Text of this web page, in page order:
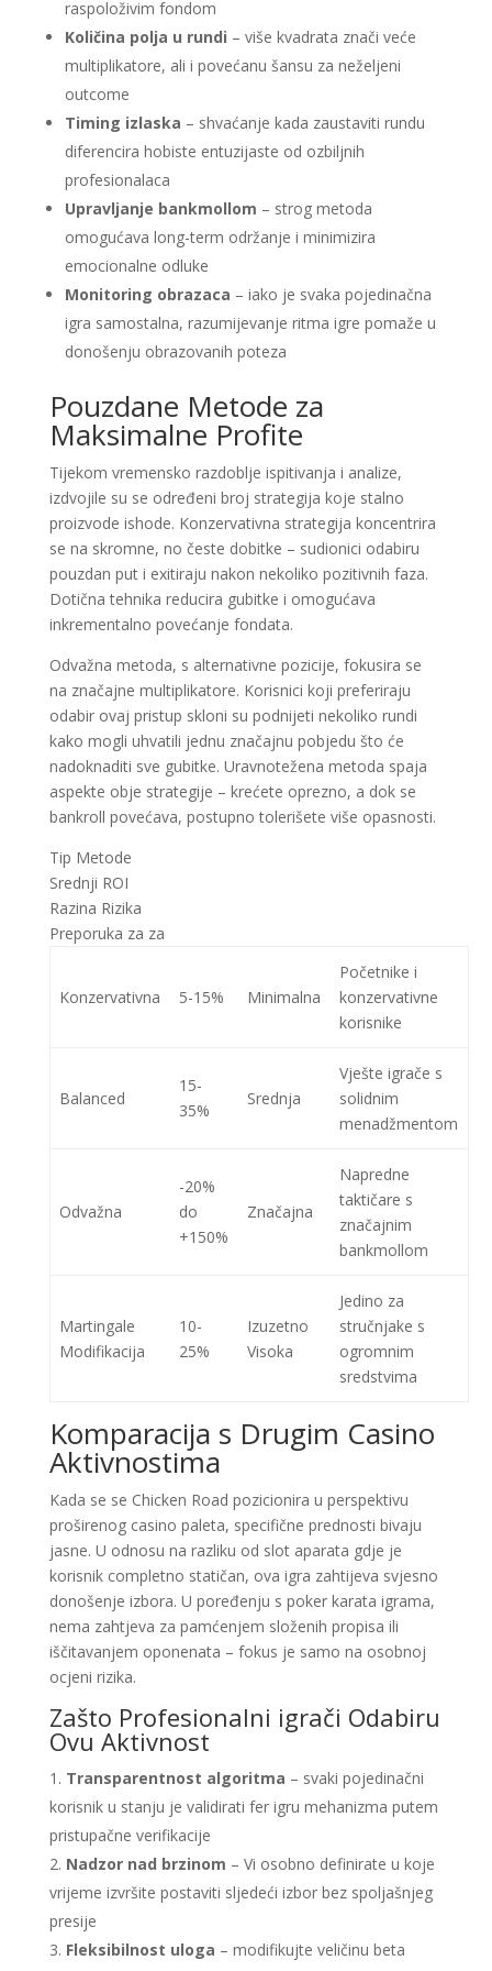
raspoloživim fondom
Količina polja u rundi – više kvadrata znači veće
multiplikatore, ali i povećanu šansu za neželjeni
outcome
Timing izlaska – shvaćanje kada zaustaviti rundu
diferencira hobiste entuzijaste od ozbiljnih
profesionalaca
Upravljanje bankmollom – strog metoda
omogućava long-term održanje i minimizira
emocionalne odluke
Monitoring obrazaca – iako je svaka pojedinačna
igra samostalna, razumijevanje ritma igre pomaže u
donošenju obrazovanih poteza
Pouzdane Metode za
Maksimalne Profite
Tijekom vremensko razdoblje ispitivanja i analize,
izdvojile su se određeni broj strategija koje stalno
proizvode ishode. Konzervativna strategija koncentrira
se na skromne, no česte dobitke – sudionici odabiru
pouzdan put i exitiraju nakon nekoliko pozitivnih faza.
Dotična tehnika reducira gubitke i omogućava
inkrementalno povećanje fondata.
Odvažna metoda, s alternativne pozicije, fokusira se
na značajne multiplikatore. Korisnici koji preferiraju
odabir ovaj pristup skloni su podnijeti nekoliko rundi
kako mogli uhvatili jednu značajnu pobjedu što će
nadoknaditi sve gubitke. Uravnotežena metoda spaja
aspekte obje strategije – krećete oprezno, a dok se
bankroll povećava, postupno tolerišete više opasnosti.
Tip Metode
Srednji ROI
Razina Rizika
Preporuka za za
Konzervativna 5-15% Minimalna
Početnike i
konzervativne
korisnike
Balanced
15-
35%
Srednja
Vješte igrače s
solidnim
menadžmentom
Odvažna
-20%
do
+150%
Značajna
Napredne
taktičare s
značajnim
bankmollom
Martingale
Modifikacija
10-
25%
Izuzetno
Visoka
Jedino za
stručnjake s
ogromnim
sredstvima
Komparacija s Drugim Casino
Aktivnostima
Kada se se Chicken Road pozicionira u perspektivu
proširenog casino paleta, specifične prednosti bivaju
jasne. U odnosu na razliku od slot aparata gdje je
korisnik completno statičan, ova igra zahtijeva svjesno
donošenje izbora. U poređenju s poker karata igrama,
nema zahtjeva za pamćenjem složenih propisa ili
iščitavanjem oponenata – fokus je samo na osobnoj
ocjeni rizika.
Zašto Profesionalni igrači Odabiru
Ovu Aktivnost
Transparentnost algoritma – svaki pojedinačni
korisnik u stanju je validirati fer igru mehanizma putem
pristupačne verifikacije
Nadzor nad brzinom – Vi osobno definirate u koje
vrijeme izvršite postaviti sljedeći izbor bez spoljašnjeg
presije
Fleksibilnost uloga – modifikujte veličinu beta